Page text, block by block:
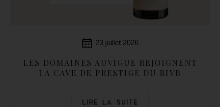
23 juillet 2026
LES DOMAINES AUVIGUE REJOIGNENT
LA CAVE DE PRESTIGE DU BIVB
LIRE LA SUITE